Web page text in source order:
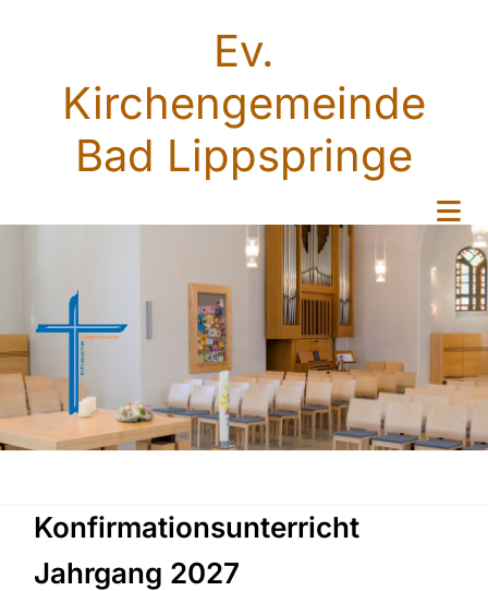
Ev.
Kirchengemeinde
Bad Lippspringe
Konfirmationsunterricht
Jahrgang 2027